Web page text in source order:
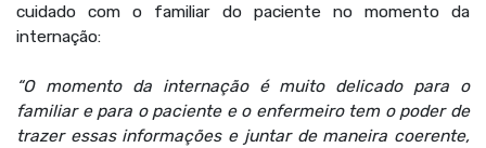
cuidado com o familiar do paciente no momento da
internação:
“O momento da internação é muito delicado para o
familiar e para o paciente e o enfermeiro tem o poder de
trazer essas informações e juntar de maneira coerente,